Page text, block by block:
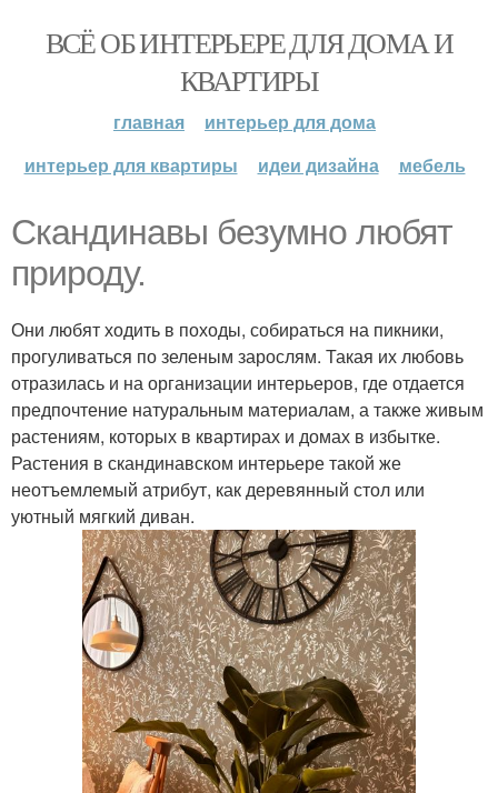
ВСЁ ОБ ИНТЕРЬЕРЕ ДЛЯ ДОМА И
КВАРТИРЫ
главная
интерьер для дома
интерьер для квартиры
идеи дизайна мебель
Скандинавы безумно любят
природу.
Они любят ходить в походы, собираться на пикники,
прогуливаться по зеленым зарослям. Такая их любовь
отразилась и на организации интерьеров, где отдается
предпочтение натуральным материалам, а также живым
растениям, которых в квартирах и домах в избытке.
Растения в скандинавском интерьере такой же
неотъемлемый атрибут, как деревянный стол или
уютный мягкий диван.